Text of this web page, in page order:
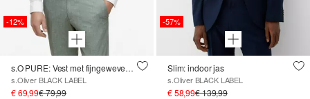
-12%
s.O PURE: Vest met fijngeweven structuur
s.Oliver BLACK LABEL
€ 69,99€ 79,99
-57%
Slim: indoor jas
s.Oliver BLACK LABEL
€ 58,99€ 139,99